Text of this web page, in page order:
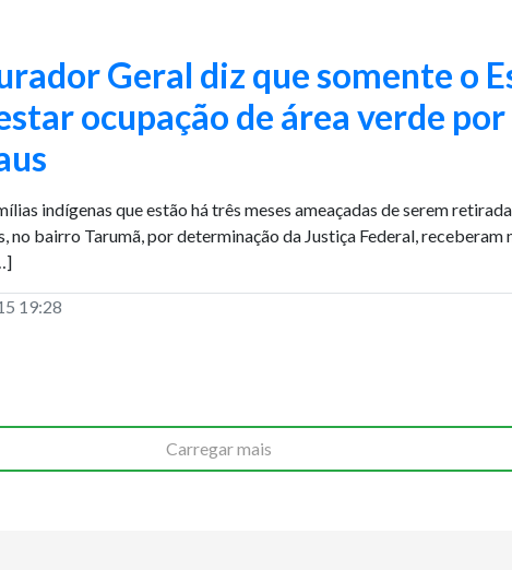
Geral diz que somente o
ocupação de área verde
indígenas que estão há três meses ameaçadas de serem
no bairro Tarumã, por determinação da Justiça Federal,
19:28
Carregar mais